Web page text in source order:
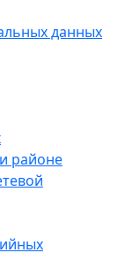
данных
районе